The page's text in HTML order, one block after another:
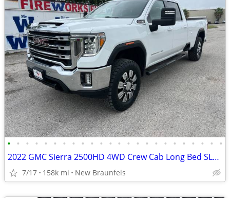
• • • • • • • • • • • • • • • • • • • • • • • •
2022 GMC Sierra 2500HD 4WD Crew Cab Long Bed SLE 6.6L Gas 20 Alloys
7/17 158k mi New Braunfels